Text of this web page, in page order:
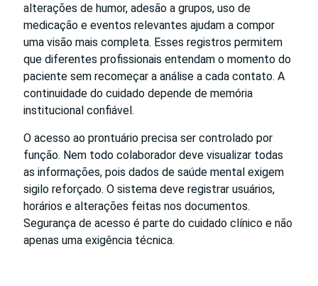
alterações de humor, adesão a grupos, uso de
medicação e eventos relevantes ajudam a compor
uma visão mais completa. Esses registros permitem
que diferentes profissionais entendam o momento do
paciente sem recomeçar a análise a cada contato. A
continuidade do cuidado depende de memória
institucional confiável.
O acesso ao prontuário precisa ser controlado por
função. Nem todo colaborador deve visualizar todas
as informações, pois dados de saúde mental exigem
sigilo reforçado. O sistema deve registrar usuários,
horários e alterações feitas nos documentos.
Segurança de acesso é parte do cuidado clínico e não
apenas uma exigência técnica.